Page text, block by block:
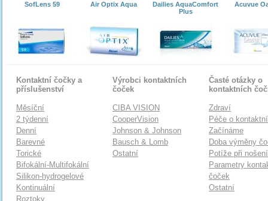
SofLens 59 Air Optix Aqua
Dailies AquaComfort
Plus
Acuvue
Kontaktní čočky a
příslušenství
Měsíční
2 týdenní
Denní
Barevné
Torické
Bifokální-Multifokální
Silikon-hydrogelové
Kontinuální
Roztoky
Výrobci kontaktních
čoček
CIBA VISION
CooperVision
Johnson & Johnson
Bausch & Lomb
Ostatní
Časté otázky o
kontaktních
Zdraví
Péče o
Začínáme
Doba výměny
Potíže při
Parametry
čoček
Ostatní